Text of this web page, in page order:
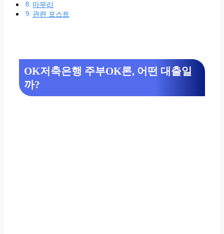
마무리
관련 포스트
OK저축은행 주부OK론, 어떤 대출일
까?